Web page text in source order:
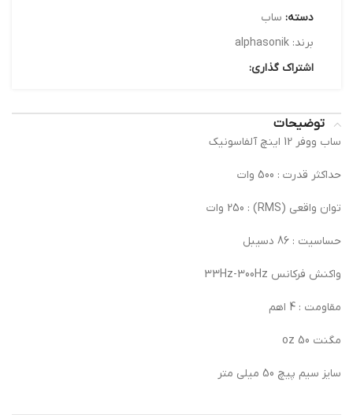
دسته: ساب
برند: alphasonik
اشتراک گذاری:
توضیحات
ساب ووفر 12 اینچ آلفاسونیک
حداکثر قدرت : 500 وات
توان واقعی (RMS) : 250 وات
حساسیت : 86 دسیبل
واکنش فرکانس 33Hz-300Hz
مقاومت : 4 اهم
مگنت 50 oz
سایز سیم پیچ 50 میلی متر